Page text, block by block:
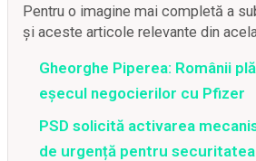
Pentru o imagine mai completă a
și aceste articole relevante din
Gheorghe Piperea: Românii
eșecul negocierilor cu Pfizer
PSD solicită activarea
de urgență pentru